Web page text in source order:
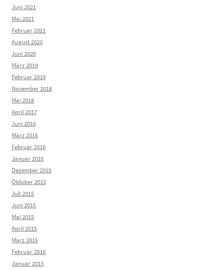
Juni 2021
Mai 2021
Februar 2021
August 2020
Juni 2020
März 2019
Februar 2019
November 2018
Mai 2018
April 2017
Juni 2016
März 2016
Februar 2016
Januar 2016
Dezember 2015
Oktober 2015
Juli 2015
Juni 2015
Mai 2015
April 2015
März 2015
Februar 2015
Januar 2015